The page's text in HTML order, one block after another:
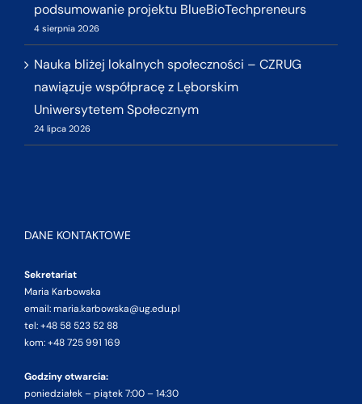
podsumowanie projektu BlueBioTechpreneurs
4 sierpnia 2026
Nauka bliżej lokalnych społeczności – CZRUG
nawiązuje współpracę z Lęborskim
Uniwersytetem Społecznym
24 lipca 2026
DANE KONTAKTOWE
Sekretariat
Maria Karbowska
email: maria.karbowska@ug.edu.pl
tel: +48 58 523 52 88
kom: +48 725 991 169
Godziny otwarcia:
poniedziałek – piątek 7:00 – 14:30